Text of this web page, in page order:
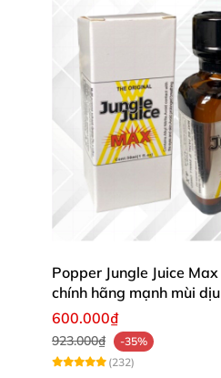
Popper Jungle Juice
chính hãng mạnh mùi
600.000₫
923.000₫
-35%
(232)